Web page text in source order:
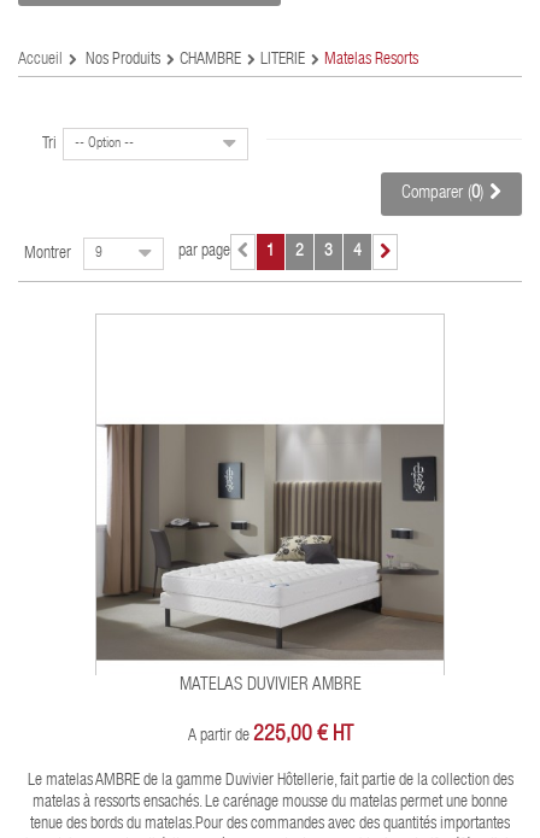
Accueil Nos Produits CHAMBRE LITERIE Matelas Resorts
Tri -- Option --
Comparer (0)
Montrer 9 par page 1 2 3 4
MATELAS DUVIVIER AMBRE
A partir de 225,00 € HT
Le matelas AMBRE de la gamme Duvivier Hôtellerie, fait partie de la collection des
matelas à ressorts ensachés. Le carénage mousse du matelas permet une bonne
tenue des bords du matelas. ​Pour des commandes avec des quantités importantes